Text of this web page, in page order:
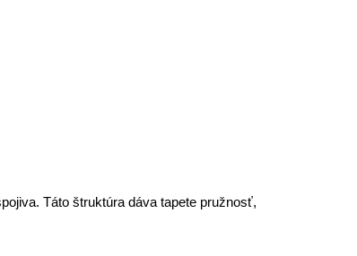
Táto štruktúra dáva tapete pružnosť,